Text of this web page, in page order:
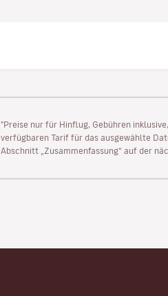
"Preise nur für Hinflug, Gebühren
verfügbaren Tarif für das ausgewählte
Abschnitt „Zusammenfassung“ auf der